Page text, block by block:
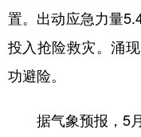
地方频道
北京 天
浙江 安
置。出动应急力量
投入抢险救灾。涌
功避险。
据气象预报，5月